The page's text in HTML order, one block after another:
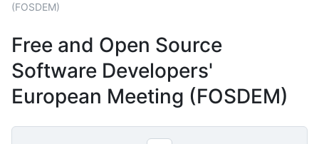
(FOSDEM)
Free and Open Source
Software Developers'
European Meeting (FOSDEM)